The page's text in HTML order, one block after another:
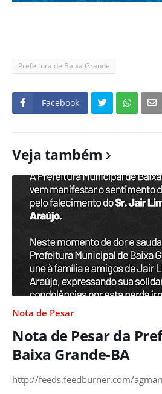
Prefeitura de Baixa Grande
Facebook
Veja também
Nota de Pesar
Nota de Pesar da
Baixa Grande-BA
http://feeds.feedburner.com/